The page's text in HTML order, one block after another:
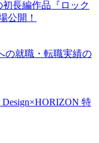
初長編作品『ロック
公開！
の就職・転職実績の
Design×HORIZON 特